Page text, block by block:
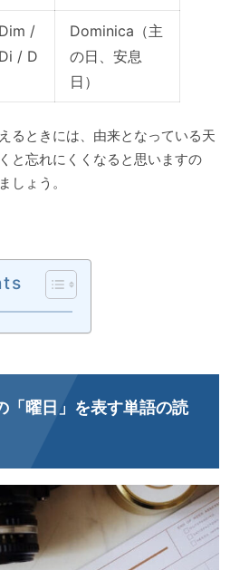
Dim /
Di / D
Dominica（主
の日、安息
日）
るときには、由来となっている天
と忘れにくくなると思いますの
しょう。
「曜日」を表す単語の読